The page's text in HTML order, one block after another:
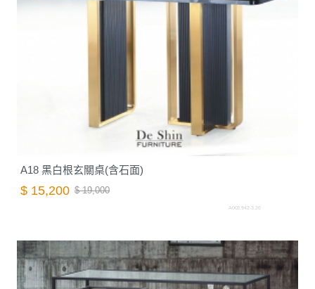
A18 黑白根玄關桌(含石面)
$ 15,200 $ 19,000
A003.942-3.26